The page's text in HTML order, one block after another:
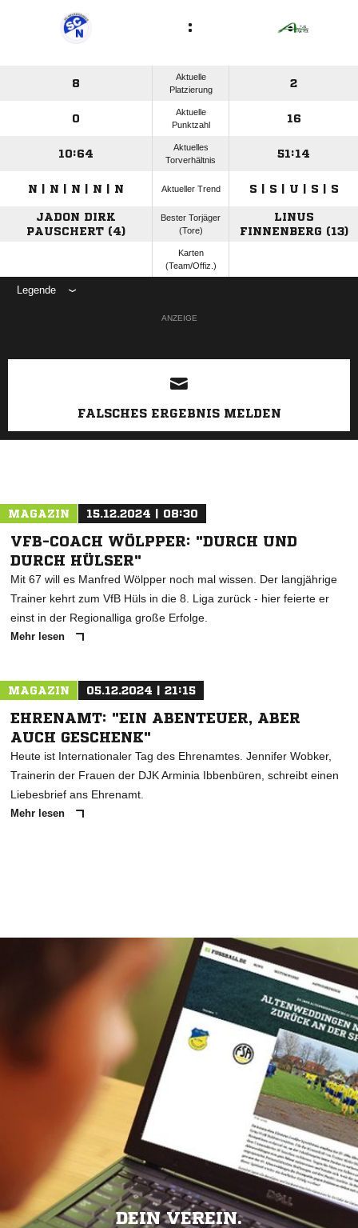
:
8
Aktuelle
Platzierung
2
0
Aktuelle
Punktzahl
16
10:64
Aktuelles
Torverhältnis
51:14
N | N | N | N | N Aktueller Trend S | S | U | S | S
JADON DIRK
PAUSCHERT (4)
Bester Torjäger
(Tore)
LINUS
FINNENBERG (13)
Karten
(Team/Offiz.)
Legende
ANZEIGE
FALSCHES ERGEBNIS MELDEN
MAGAZIN 15.12.2024 | 08:30
VFB-COACH WÖLPPER: "DURCH UND
DURCH HÜLSER"
Mit 67 will es Manfred Wölpper noch mal wissen. Der langjährige
Trainer kehrt zum VfB Hüls in die 8. Liga zurück - hier feierte er
einst in der Regionalliga große Erfolge.
Mehr lesen
MAGAZIN 05.12.2024 | 21:15
EHRENAMT: "EIN ABENTEUER, ABER
AUCH GESCHENK"
Heute ist Internationaler Tag des Ehrenamtes. Jennifer Wobker,
Trainerin der Frauen der DJK Arminia Ibbenbüren, schreibt einen
Liebesbrief ans Ehrenamt.
Mehr lesen
DEIN VEREIN.